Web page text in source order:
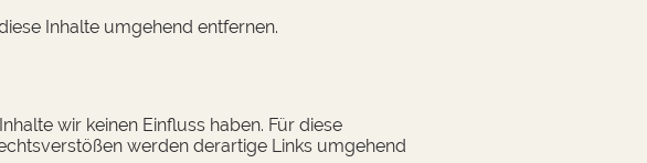
Inhalte umgehend entfernen.
wir keinen Einfluss haben. Für diese
werden derartige Links umgehend